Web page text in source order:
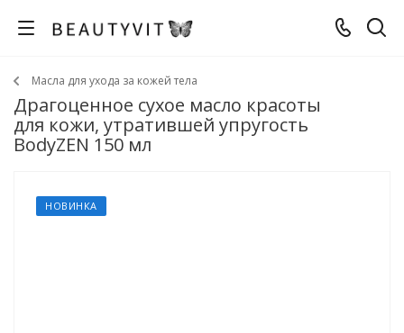
Масла для ухода за кожей тела
Драгоценное сухое масло красоты
для кожи, утратившей упругость
BodyZEN 150 мл
НОВИНКА